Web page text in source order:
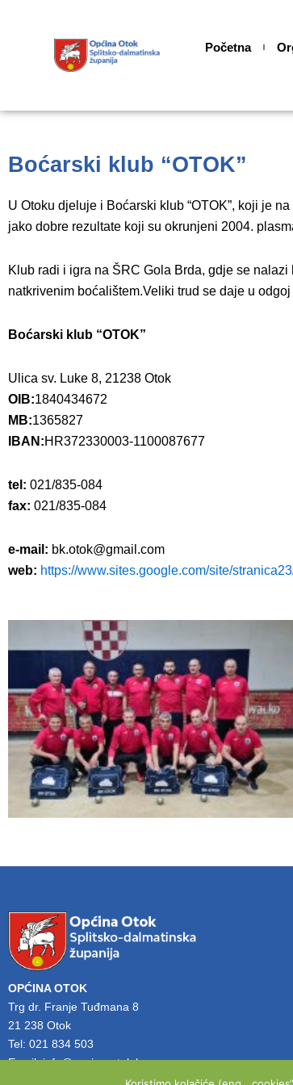
Početna
Boćarski klub “OTOK”
U Otoku djeluje i Boćarski klub “OTOK”, koji je
jako dobre rezultate koji su okrunjeni 2004.
Klub radi i igra na ŠRC Gola Brda, gdje se
natkrivenim boćalištem.Veliki trud se daje u
Boćarski klub “OTOK”
Ulica sv. Luke 8, 21238 Otok
OIB:1840434672
MB:1365827
IBAN:HR372330003-1100087677
tel: 021/835-084
fax: 021/835-084
e-mail: bk.otok@gmail.com
web: https://www.sites.google.com/site/
OPĆINA OTOK
Trg dr. Franje Tuđmana 8
21 238 Otok
Tel: 021 834 503
Email: info@opcina-otok.hr